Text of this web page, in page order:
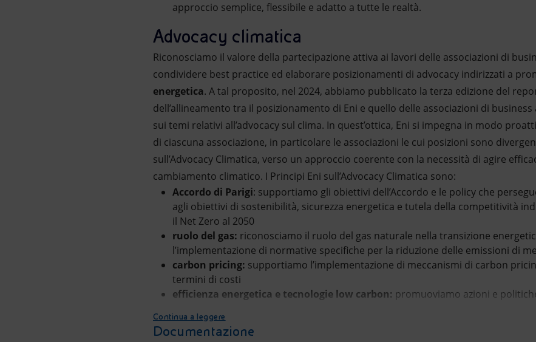
approccio semplice, flessibile e adatto a tutte le realtà.
Advocacy climatica
Riconosciamo il valore della partecipazione attiva ai lavori delle associazioni di
condividere best practice ed elaborare posizionamenti di advocacy indirizzati a
energetica. A tal proposito, nel 2024, abbiamo pubblicato la terza edizione del
dell’allineamento tra il posizionamento di Eni e quello delle associazioni di
sui temi relativi all’advocacy sul clima. In quest’ottica, Eni si impegna in modo
di ciascuna associazione, in particolare le associazioni le cui posizioni sono
sull’Advocacy Climatica, verso un approccio coerente con la necessità di agire
cambiamento climatico. I Principi Eni sull’Advocacy Climatica sono:
Accordo di Parigi: supportiamo gli obiettivi dell’Accordo e le policy che
agli obiettivi di sostenibilità, sicurezza energetica e tutela della competitività
il Net Zero al 2050
ruolo del gas: riconosciamo il ruolo del gas naturale nella transizione
l’implementazione di normative specifiche per la riduzione delle emissioni di
carbon pricing: supportiamo l’implementazione di meccanismi di carbon
termini di costi
efficienza energetica e tecnologie low carbon: promuoviamo azioni e
Continua a leggere
Documentazione